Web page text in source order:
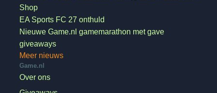
Shop
EA Sports FC 27 onthuld
Nieuwe Game.nl gamemarathon met gave
giveaways
Meer nieuws
Game.nl
Over ons